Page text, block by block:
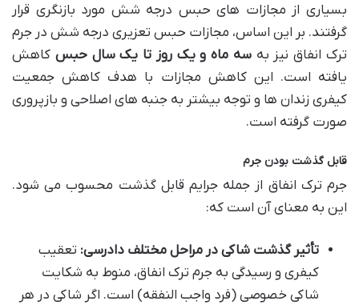
بسیاری از مجازات های حبس درجه شش مورد بازنگری قرار
گرفتند. بر این اساس، مجازات حبس تعزیری درجه شش در جرم
ترک انفاق نیز بهسه ماه و یک روز تا یک سال حبس کاهش
یافته است. این کاهش مجازات با هدف کاهش جمعیت
کیفری زندان ها و توجه بیشتر به جنبه های اصلاحی و بازپروری
صورت گرفته است.
قابل گذشت بودن جرم
جرم ترک انفاق از جمله جرایم قابل گذشت محسوب می شود.
این به معنای آن است که:
تأثیر گذشت شاکی در مراحل مختلف دادرسی: تعقیب
کیفری و رسیدگی به جرم ترک انفاق، منوط به شکایت
شاکی خصوصی (فرد واجب النفقه) است. اگر شاکی در هر